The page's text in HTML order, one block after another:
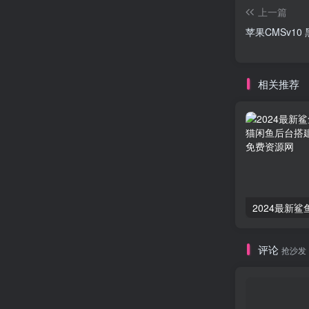
上一篇
苹果CMSv10
相关推荐
评论 抢沙发